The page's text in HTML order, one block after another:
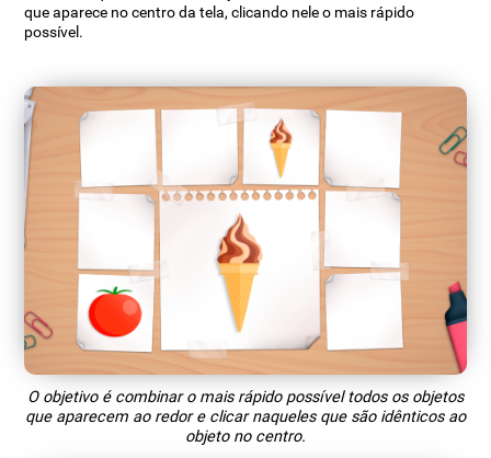
que aparece no centro da tela, clicando nele o mais rápido
possível.
O objetivo é combinar o mais rápido possível todos os objetos
que aparecem ao redor e clicar naqueles que são idênticos ao
objeto no centro.